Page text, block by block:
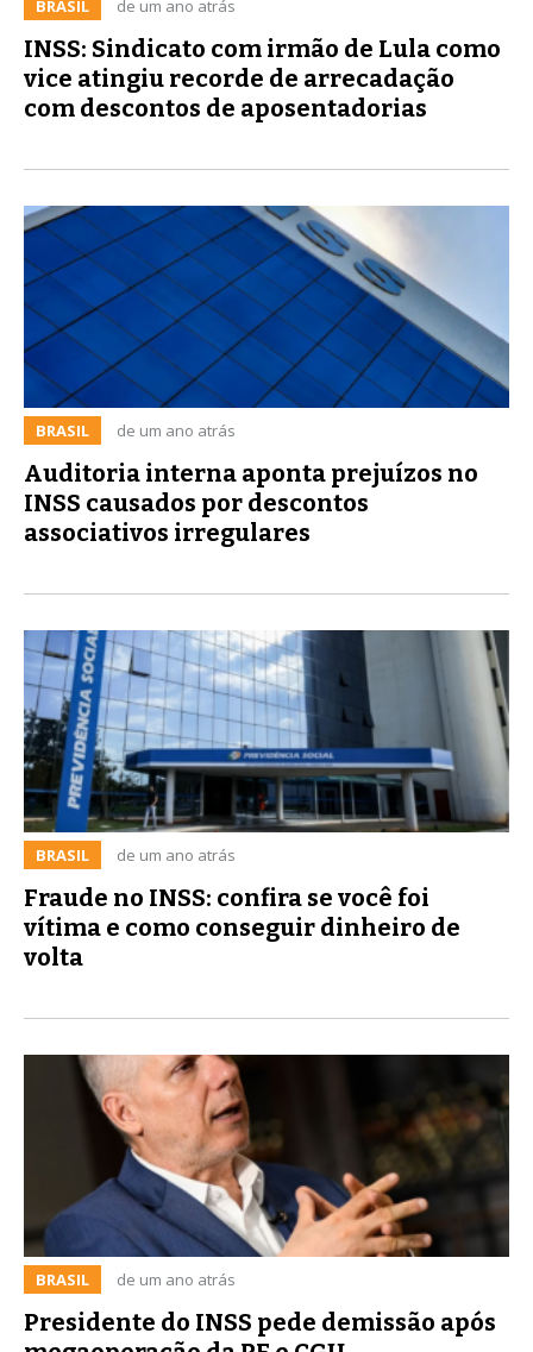
BRASIL de um ano atrás
INSS: Sindicato com irmão de Lula como
vice atingiu recorde de arrecadação
com descontos de aposentadorias
BRASIL de um ano atrás
Auditoria interna aponta prejuízos no
INSS causados por descontos
associativos irregulares
BRASIL de um ano atrás
Fraude no INSS: confira se você foi
vítima e como conseguir dinheiro de
volta
BRASIL de um ano atrás
Presidente do INSS pede demissão após